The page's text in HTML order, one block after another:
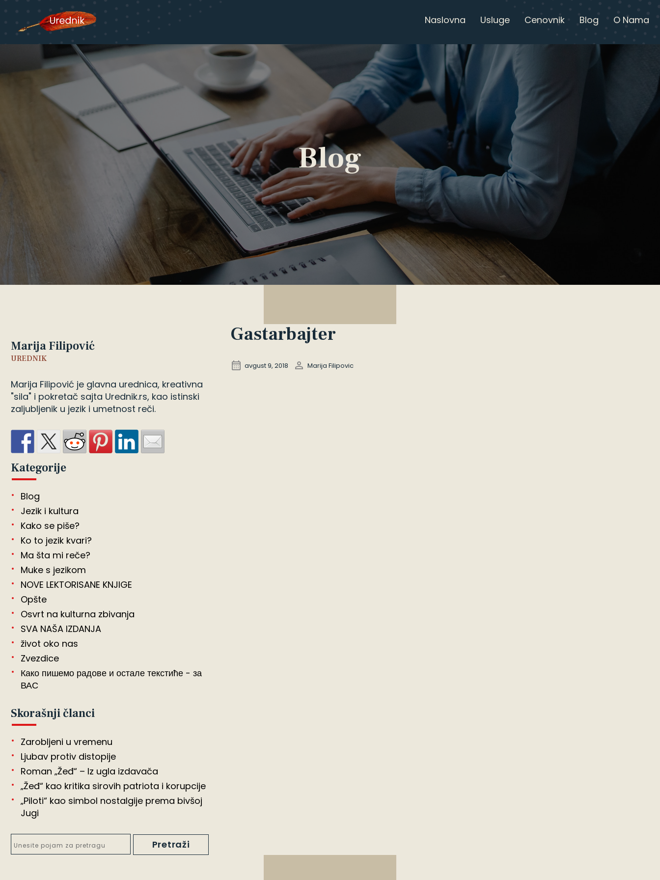
Naslovna Usluge Cenovnik Blog O Nama
Blog
Marija Filipović
UREDNIK
Marija Filipović je glavna urednica, kreativna
"sila" i pokretač sajta Urednik.rs, kao istinski
zaljubljenik u jezik i umetnost reči.
Kategorije
Blog
Jezik i kultura
Kako se piše?
Ko to jezik kvari?
Ma šta mi reče?
Muke s jezikom
NOVE LEKTORISANE KNJIGE
Opšte
Osvrt na kulturna zbivanja
SVA NAŠA IZDANJA
život oko nas
Zvezdice
Како пишемо радове и остале текстиће - за
ВАС
Skorašnji članci
Zarobljeni u vremenu
Ljubav protiv distopije
Roman „Žeđ“ – Iz ugla izdavača
„Žeđ“ kao kritika sirovih patriota i korupcije
„Piloti“ kao simbol nostalgije prema bivšoj
Jugi
Gastarbajter
avgust 9, 2018 Marija Filipovic